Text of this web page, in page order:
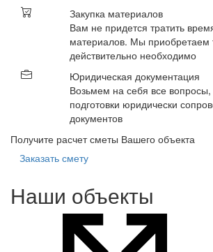
Закупка материалов
Вам не придется тратить
материалов. Мы приобретаем
действительно необходимо
Юридическая документация
Возьмем на себя все
подготовки юридически
документов
Получите расчет сметы Вашего объекта
Заказать смету
Наши объекты